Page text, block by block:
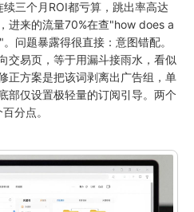
三个月ROI都亏算，跳出率高达
进来的流量70%在查"how does a
问题暴露得很直接：意图错配。
交易页，等于用漏斗接雨水，看似
正方案是把该词剥离出广告组，单
部仅设置极轻量的订阅引导。两个
分点。